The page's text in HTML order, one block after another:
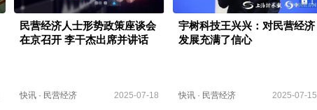
民营经济人士形势政策座谈会
在京召开 李干杰出席并讲话
快讯 · 民营经济 2025-07-18
宇树科技王兴兴：对民营经济
发展充满了信心
快讯· 民营经济 2025-07-15